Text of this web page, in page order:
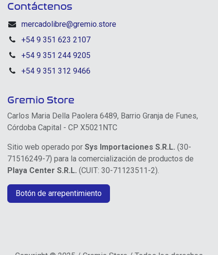
Contáctenos
mercadolibre@gremio.store
+54 9 351 623 2107
+54 9 351 244 9205
+54 9 351 312 9466
Gremio Store
Carlos Maria Della Paolera 6489, Barrio Granja de Funes,
Córdoba Capital - CP X5021NTC
Sitio web operado por Sys Importaciones S.R.L. (30-
71516249-7) para la comercialización de productos de
Playa Center S.R.L. (CUIT: 30-71123511-2).
Botón de arrepentimiento